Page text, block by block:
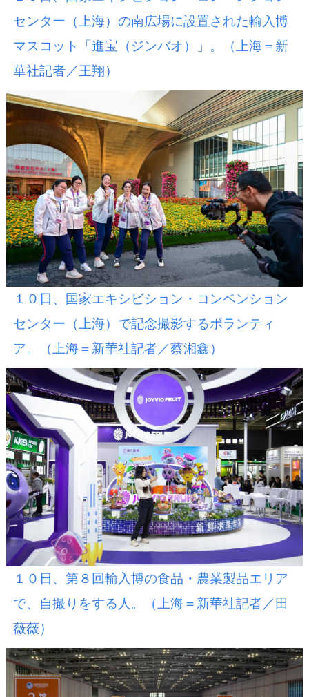
センター（上海）の南広場に設置された輸入博
マスコット「進宝（ジンバオ）」。（上海＝新
華社記者／王翔）
１０日、国家エキシビション・コンベンション
センター（上海）で記念撮影するボランティ
ア。（上海＝新華社記者／蔡湘鑫）
１０日、第８回輸入博の食品・農業製品エリア
で、自撮りをする人。（上海＝新華社記者／田
薇薇）